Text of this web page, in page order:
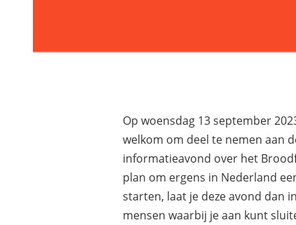
Op woensdag 13 september
welkom om deel te nemen aan
informatieavond over het
plan om ergens in Nederland
starten, laat je deze avond dan
mensen waarbij je aan kunt